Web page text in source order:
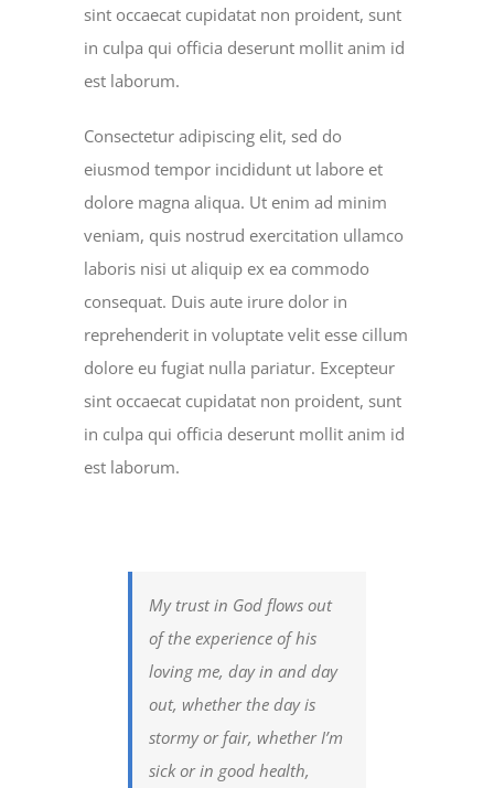
sint occaecat cupidatat non proident, sunt
in culpa qui officia deserunt mollit anim id
est laborum.
Consectetur adipiscing elit, sed do
eiusmod tempor incididunt ut labore et
dolore magna aliqua. Ut enim ad minim
veniam, quis nostrud exercitation ullamco
laboris nisi ut aliquip ex ea commodo
consequat. Duis aute irure dolor in
reprehenderit in voluptate velit esse cillum
dolore eu fugiat nulla pariatur. Excepteur
sint occaecat cupidatat non proident, sunt
in culpa qui officia deserunt mollit anim id
est laborum.
My trust in God flows out
of the experience of his
loving me, day in and day
out, whether the day is
stormy or fair, whether I’m
sick or in good health,